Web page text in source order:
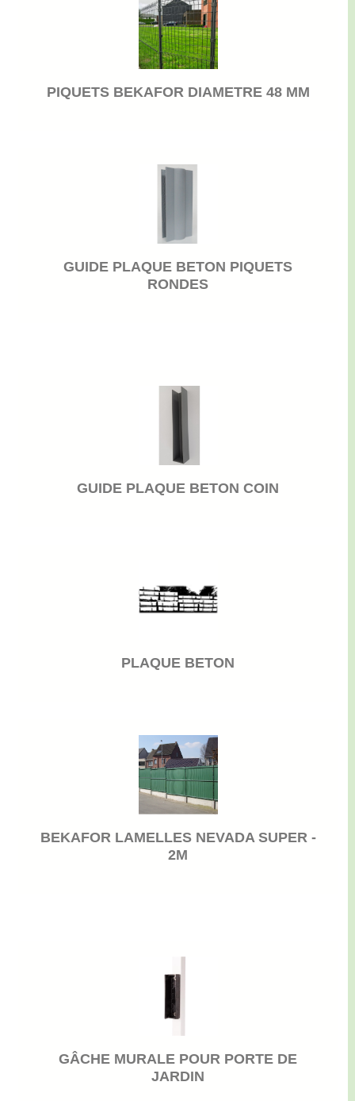
PIQUETS BEKAFOR DIAMETRE 48 MM
GUIDE PLAQUE BETON PIQUETS
RONDES
GUIDE PLAQUE BETON COIN
PLAQUE BETON
BEKAFOR LAMELLES NEVADA SUPER -
2M
GÂCHE MURALE POUR PORTE DE
JARDIN